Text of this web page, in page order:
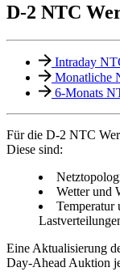
D-2 NTC
Intraday
Monatliche
6-Monats
Für die D-2 NTC
Diese sind:
Wetter und
Temperatur
Eine Aktualisierung
Day-Ahead Auktion